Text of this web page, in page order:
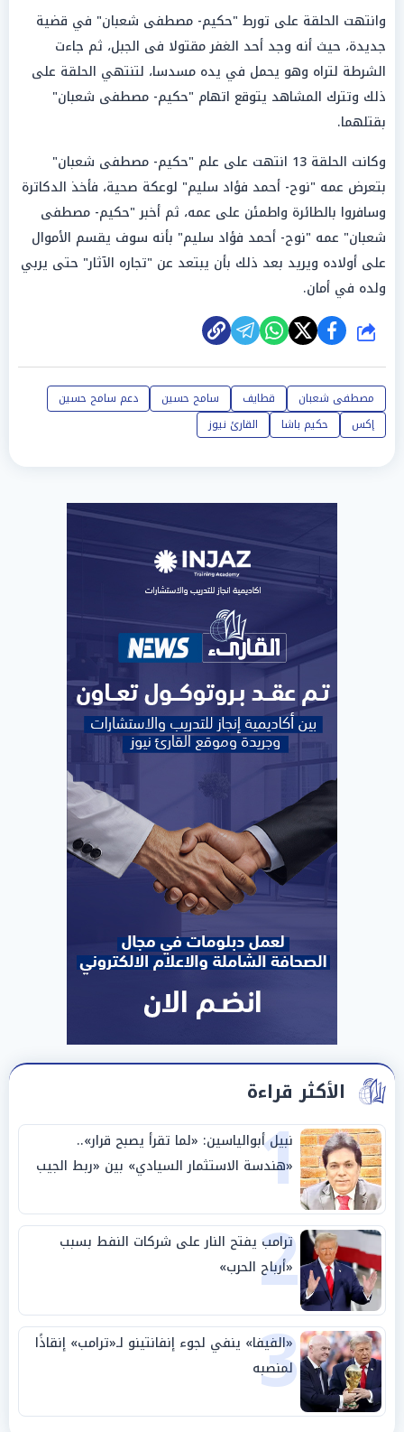
وانتهت الحلقة على تورط "حكيم- مصطفى شعبان" في قضية
جديدة، حيث أنه وجد أحد الغفر مقتولا فى الجبل، ثم جاءت
الشرطة لتراه وهو يحمل في يده مسدسا، لتنتهي الحلقة على
ذلك وتترك المشاهد يتوقع اتهام "حكيم- مصطفى شعبان"
بقتلهما.
وكانت الحلقة 13 انتهت على علم "حكيم- مصطفى شعبان"
بتعرض عمه "نوح- أحمد فؤاد سليم" لوعكة صحية، فأخذ الدكاترة
وسافروا بالطائرة واطمئن على عمه، ثم أخبر "حكيم- مصطفى
شعبان" عمه "نوح- أحمد فؤاد سليم" بأنه سوف يقسم الأموال
على أولاده ويريد بعد ذلك بأن يبتعد عن "تجاره الآثار" حتى يربي
ولده في أمان.
شارك
مصطفى شعبان قطايف سامح حسين
دعم سامح حسين
إكس
حكيم باشا القارئ نيوز
الأكثر قراءة
1
نبيل أبوالياسين: «لما تقرأ يصبح قرار»..
«هندسة الاستثمار السيادي» بين «ربط الجيب
بالوطن» و«سيادة الكلمة»
2
ترامب يفتح النار على شركات النفط بسبب
«أرباح الحرب»
3
«الفيفا» ينفي لجوء إنفانتينو لـ«ترامب» إنقاذًا
لمنصبه